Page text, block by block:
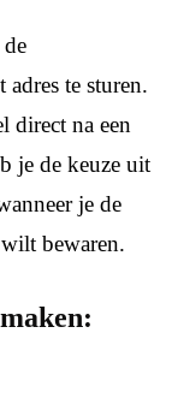
adres te sturen.
direct na een
je de keuze uit
je de
bewaren.